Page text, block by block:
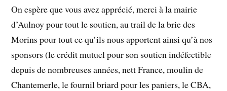
On espère que vous avez apprécié, merci à la mairie
d’Aulnoy pour tout le soutien, au trail de la brie des
Morins pour tout ce qu’ils nous apportent ainsi qu’à nos
sponsors (le crédit mutuel pour son soutien indéfectible
depuis de nombreuses années, nett France, moulin de
Chantemerle, le fournil briard pour les paniers, le CBA,